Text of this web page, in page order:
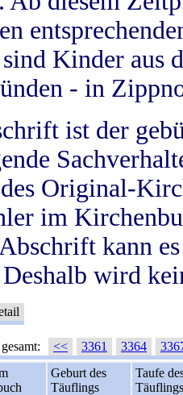
Kinder aus
- in
ist der
Original-
im
kann
wird
<< 3361 3364
Geburt des
Täuflings
Taufe
Täuflings